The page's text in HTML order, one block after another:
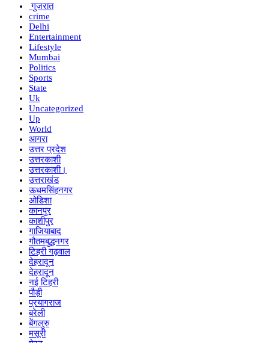
गुजरात
crime
Delhi
Entertainment
Lifestyle
Mumbai
Politics
Sports
State
Uk
Uncategorized
Up
World
आगरा
उत्तर प्रदेश
उत्तरकाशी
उत्तरकाशी।
उत्तराखंड
ऊधमसिंहनगर
ओडिशा
कानपुर
काशीपुर
गाजियाबाद
गौतमबुद्धनगर
टिहरी गढ़वाल
देहरादून
देहरादून
नई टिहरी
पौड़ी
प्रयागराज
बरेली
बेंगलुरु
मसूरी